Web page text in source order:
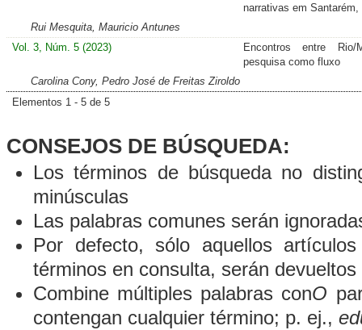
narrativas em Santarém,
Rui Mesquita, Mauricio Antunes
Vol. 3, Núm. 5 (2023)
Encontros entre Rio/
pesquisa como fluxo
Carolina Cony, Pedro José de Freitas Ziroldo
Elementos 1 - 5 de 5
CONSEJOS DE BÚSQUEDA:
Los términos de búsqueda no
minúsculas
Las palabras comunes serán
Por defecto, sólo aquellos
términos en consulta, serán
Combine múltiples palabras conO
contengan cualquier término; p. ej.,